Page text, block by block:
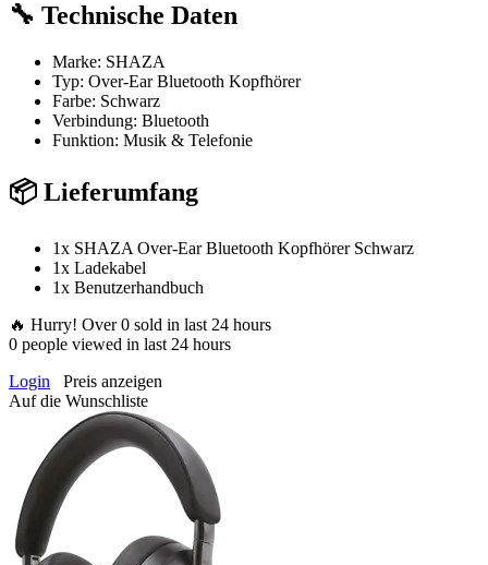
🔧 Technische Daten
Marke: SHAZA
Typ: Over-Ear Bluetooth Kopfhörer
Farbe: Schwarz
Verbindung: Bluetooth
Funktion: Musik & Telefonie
📦 Lieferumfang
1x SHAZA Over-Ear Bluetooth Kopfhörer Schwarz
1x Ladekabel
1x Benutzerhandbuch
🔥 Hurry! Over0 sold in last 24 hours
0 people viewed in last 24 hours
Login
Preis anzeigen
Auf die Wunschliste